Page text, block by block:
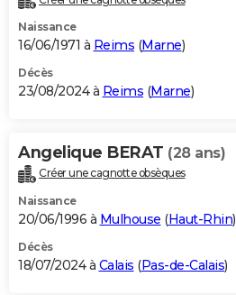
Naissance
16/06/1971 à Reims (Marne)
Décès
23/08/2024 à Reims (Marne)
Angelique BERAT (28 ans)
Créer une cagnotte obsèques
Naissance
20/06/1996 à Mulhouse (Haut-Rhin)
Décès
18/07/2024 à Calais (Pas-de-Calais)